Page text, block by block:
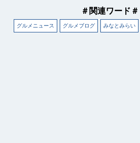
＃関連ワード＃
グルメニュース グルメブログ みなとみらい